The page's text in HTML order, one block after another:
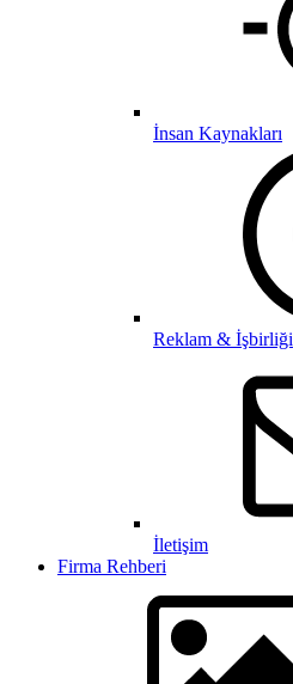
İnsan Kaynakları
Reklam & İşbirliği
İletişim
Firma Rehberi